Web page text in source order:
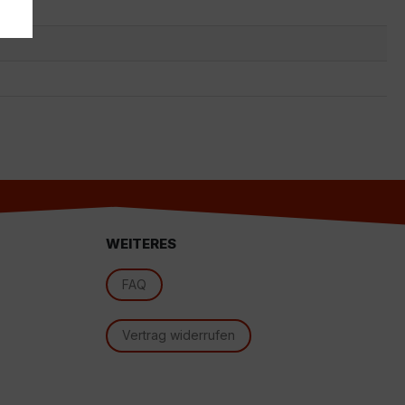
WEITERES
FAQ
Vertrag widerrufen